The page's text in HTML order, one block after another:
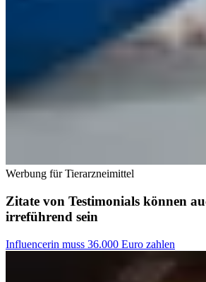
Werbung für Tierarzneimittel
Zitate von Testimonials können
irreführend sein
Influencerin muss 36.000 Euro zahlen